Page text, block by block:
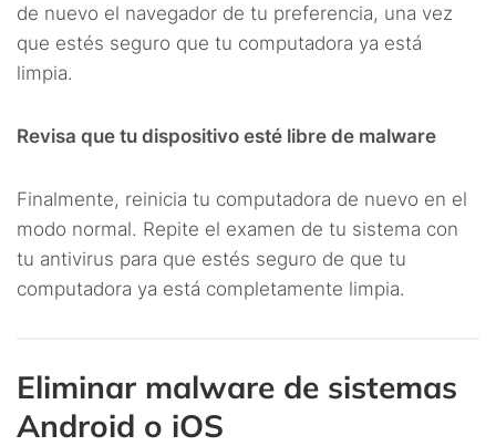
de nuevo el navegador de tu preferencia, una vez
que estés seguro que tu computadora ya está
limpia.
Revisa que tu dispositivo esté libre de malware
Finalmente, reinicia tu computadora de nuevo en el
modo normal. Repite el examen de tu sistema con
tu antivirus para que estés seguro de que tu
computadora ya está completamente limpia.
Eliminar malware de sistemas
Android o iOS